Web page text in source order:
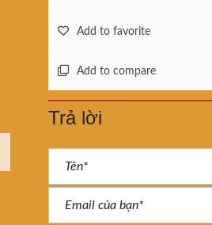
Add to favorite
Add to compare
Trả lời